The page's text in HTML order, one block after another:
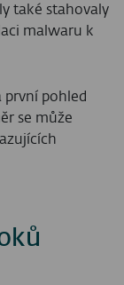
také stahovaly
malwaru k
první pohled
se může